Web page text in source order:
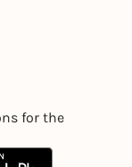
for the